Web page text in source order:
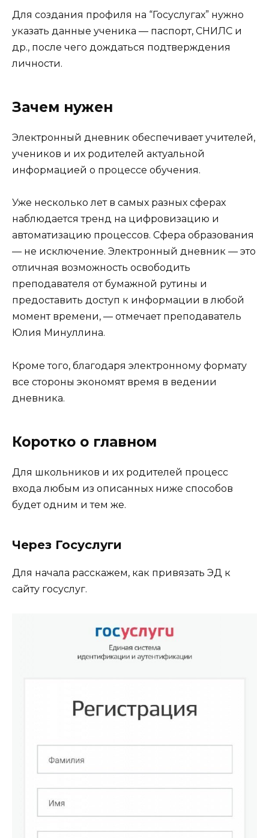
Для создания профиля на “Госуслугах” нужно
указать данные ученика — паспорт, СНИЛС и
др., после чего дождаться подтверждения
личности.
Зачем нужен
Электронный дневник обеспечивает учителей,
учеников и их родителей актуальной
информацией о процессе обучения.
Уже несколько лет в самых разных сферах
наблюдается тренд на цифровизацию и
автоматизацию процессов. Сфера образования
— не исключение. Электронный дневник — это
отличная возможность освободить
преподавателя от бумажной рутины и
предоставить доступ к информации в любой
момент времени, — отмечает преподаватель
Юлия Минуллина.
Кроме того, благодаря электронному формату
все стороны экономят время в ведении
дневника.
Коротко о главном
Для школьников и их родителей процесс
входа любым из описанных ниже способов
будет одним и тем же.
Через Госуслуги
Для начала расскажем, как привязать ЭД к
сайту госуслуг.